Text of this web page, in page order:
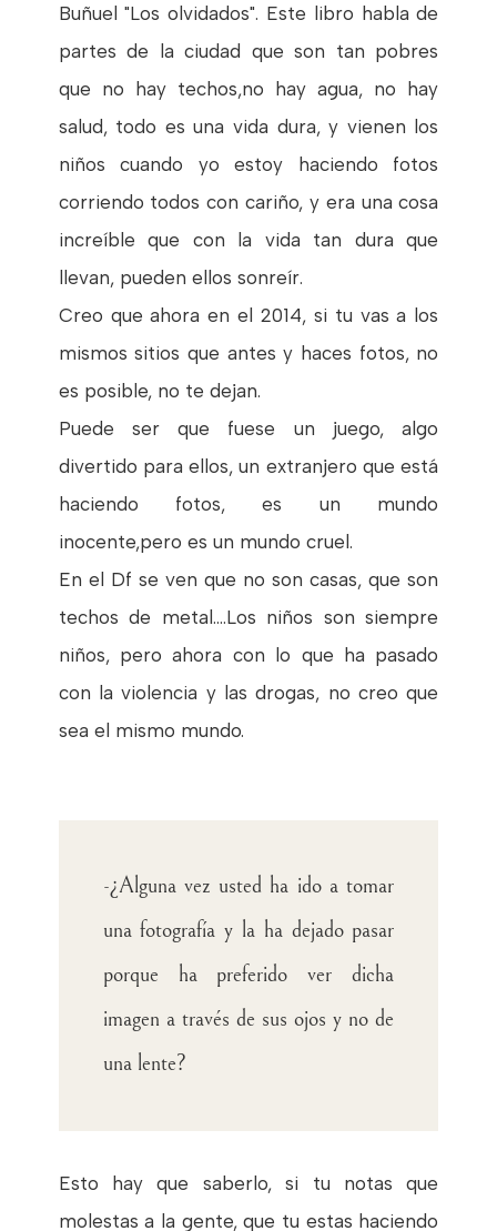
Buñuel "Los olvidados". Este libro habla de
partes de la ciudad que son tan pobres
que no hay techos,no hay agua, no hay
salud, todo es una vida dura, y vienen los
niños cuando yo estoy haciendo fotos
corriendo todos con cariño, y era una cosa
increíble que con la vida tan dura que
llevan, pueden ellos sonreír.
Creo que ahora en el 2014, si tu vas a los
mismos sitios que antes y haces fotos, no
es posible, no te dejan.
Puede ser que fuese un juego, algo
divertido para ellos, un extranjero que está
haciendo fotos, es un mundo
inocente,pero es un mundo cruel.
En el Df se ven que no son casas, que son
techos de metal....Los niños son siempre
niños, pero ahora con lo que ha pasado
con la violencia y las drogas, no creo que
sea el mismo mundo.
-¿Alguna vez usted ha ido a tomar
una fotografía y la ha dejado pasar
porque ha preferido ver dicha
imagen a través de sus ojos y no de
una lente?
Esto hay que saberlo, si tu notas que
molestas a la gente, que tu estas haciendo